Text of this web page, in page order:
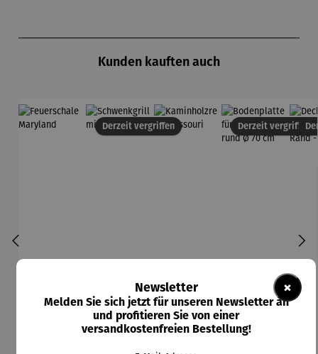
Kunden kauften auch
Derzeit vergriffen Derzeit vergriffen
×
Newsletter
Melden Sie sich jetzt für unseren Newsletter an
und profitieren Sie von einer
versandkostenfreien Bestellung!